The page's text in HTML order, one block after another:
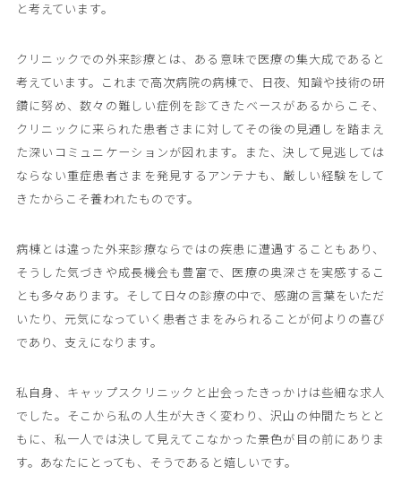
と考えています。
クリニックでの外来診療とは、ある意味で医療の集大成であると
考えています。これまで高次病院の病棟で、日夜、知識や技術の研
鑽に努め、数々の難しい症例を診てきたベースがあるからこそ、
クリニックに来られた患者さまに対してその後の見通しを踏まえ
た深いコミュニケーションが図れます。また、決して見逃しては
ならない重症患者さまを発見するアンテナも、厳しい経験をして
きたからこそ養われたものです。
病棟とは違った外来診療ならではの疾患に遭遇することもあり、
そうした気づきや成長機会も豊富で、医療の奥深さを実感するこ
とも多々あります。そして日々の診療の中で、感謝の言葉をいただ
いたり、元気になっていく患者さまをみられることが何よりの喜び
であり、支えになります。
私自身、キャップスクリニックと出会ったきっかけは些細な求人
でした。そこから私の人生が大きく変わり、沢山の仲間たちとと
もに、私一人では決して見えてこなかった景色が目の前にありま
す。あなたにとっても、そうであると嬉しいです。